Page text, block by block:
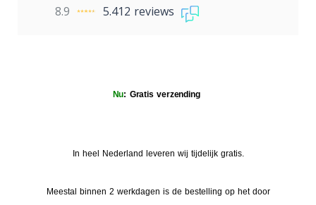
8.9 5.412 reviews
Nu: Gratis verzending
In heel Nederland leveren wij tijdelijk gratis.
Meestal binnen 2 werkdagen is de bestelling op het door